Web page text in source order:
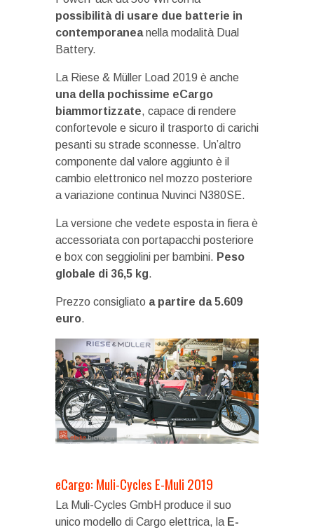
possibilità di usare due batterie in
contemporaneanella modalità Dual
Battery.
La Riese & Müller Load 2019 è anche
una della pochissime eCargo
biammortizzate, capace di rendere
confortevole e sicuro il trasporto di carichi
pesanti su strade sconnesse. Un’altro
componente dal valore aggiunto è il
cambio elettronico nel mozzo posteriore
a variazione continua Nuvinci N380SE.
La versione che vedete esposta in fiera è
accessoriata con portapacchi posteriore
e box con seggiolini per bambini. Peso
globale di 36,5 kg.
Prezzo consigliato a partire da 5.609
euro.
eCargo: Muli-Cycles E-Muli 2019
La Muli-Cycles GmbH produce il suo
unico modello di Cargo elettrica, la E-